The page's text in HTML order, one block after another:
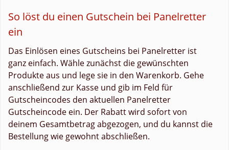
So löst du einen Gutschein bei Panelretter
ein
Das Einlösen eines Gutscheins bei Panelretter ist
ganz einfach. Wähle zunächst die gewünschten
Produkte aus und lege sie in den Warenkorb. Gehe
anschließend zur Kasse und gib im Feld für
Gutscheincodes den aktuellen Panelretter
Gutscheincode ein. Der Rabatt wird sofort von
deinem Gesamtbetrag abgezogen, und du kannst die
Bestellung wie gewohnt abschließen.